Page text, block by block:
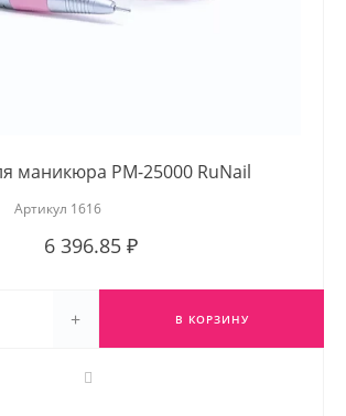
маникюра PM-25000 RuNail
Артикул 1616
6 396.85 ₽
+ В КОРЗИНУ